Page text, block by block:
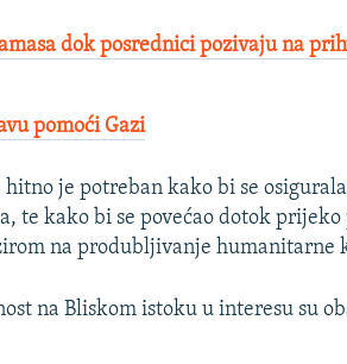
dok posrednici pozivaju na
pomoći Gazi
je potreban kako bi se
te kako bi se povećao dotok
na produbljivanje humanitarne
na Bliskom istoku u interesu su